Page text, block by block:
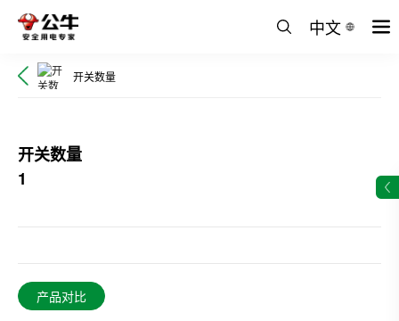
中文
开关数量
开关数量
1
产品对比